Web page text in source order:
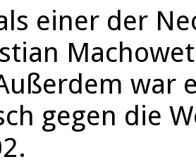
einer der
war
gegen die